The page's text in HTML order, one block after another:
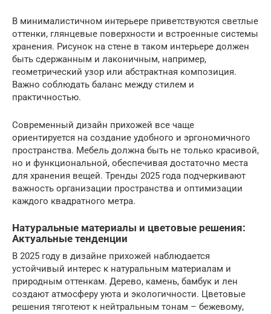
В минималистичном интерьере приветствуются светлые
оттенки, глянцевые поверхности и встроенные системы
хранения. Рисунок на стене в таком интерьере должен
быть сдержанным и лаконичным, например,
геометрический узор или абстрактная композиция.
Важно соблюдать баланс между стилем и
практичностью.
Современный дизайн прихожей все чаще
ориентируется на создание удобного и эргономичного
пространства. Мебель должна быть не только красивой,
но и функциональной, обеспечивая достаточно места
для хранения вещей. Тренды 2025 года подчеркивают
важность организации пространства и оптимизации
каждого квадратного метра.
Натуральные материалы и цветовые решения:
Актуальные тенденции
В 2025 году в дизайне прихожей наблюдается
устойчивый интерес к натуральным материалам и
природным оттенкам. Дерево, камень, бамбук и лен
создают атмосферу уюта и экологичности. Цветовые
решения тяготеют к нейтральным тонам – бежевому,